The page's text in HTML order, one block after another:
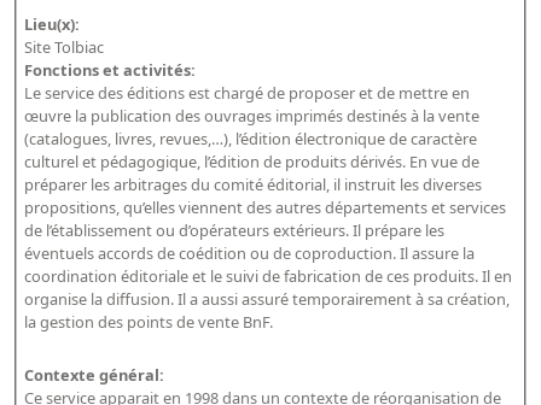
Organigrammes de la bibliothèque
Rapports d'activité de la Bibliothèque
Répertoire
Répertoire des catalogues d'expositions
Répertoire des catalogues
Répertoire des manuscrits du XXe siècle
Publications
Ouvrages et documents sur la BnF numérisés dans Gallica
Lieu(x):
Site Tolbiac
Fonctions et activités:
Le service des éditions est chargé de proposer et de mettre en
œuvre la publication des ouvrages imprimés destinés à la vente
(catalogues, livres, revues,…), l’édition électronique de caractère
culturel et pédagogique, l’édition de produits dérivés. En vue de
préparer les arbitrages du comité éditorial, il instruit les diverses
propositions, qu’elles viennent des autres départements et services
de l’établissement ou d’opérateurs extérieurs. Il prépare les
éventuels accords de coédition ou de coproduction. Il assure la
coordination éditoriale et le suivi de fabrication de ces produits. Il en
organise la diffusion. Il a aussi assuré temporairement à sa création,
la gestion des points de vente BnF.
Contexte général:
Ce service apparait en 1998 dans un contexte de réorganisation de